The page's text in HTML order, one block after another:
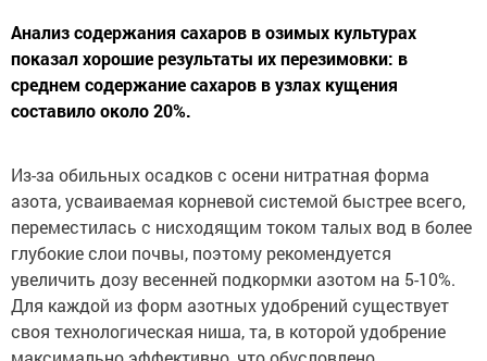
показал хорошие результаты их перезимовки: в
среднем содержание сахаров в узлах кущения
составило около 20%.
азота, усваиваемая корневой системой быстрее всего,
переместилась с нисходящим током талых вод в более
глубокие слои почвы, поэтому рекомендуется
увеличить дозу весенней подкормки азотом на 5-10%.
Для каждой из форм азотных удобрений существует
своя технологическая ниша, та, в которой удобрение
максимально эффективно, что обусловлено